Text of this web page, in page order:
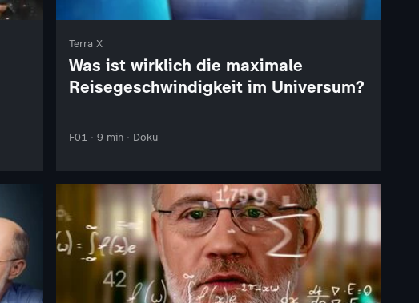
Terra X
Was ist wirklich die maximale
Reisegeschwindigkeit im Universum?
F01 · 9 min · Doku